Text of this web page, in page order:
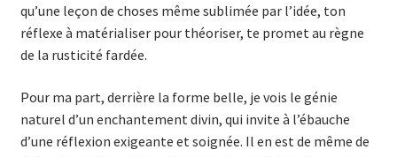
qu’une leçon de choses même sublimée par l’idée, ton
réflexe à matérialiser pour théoriser, te promet au règne
de la rusticité fardée.
Pour ma part, derrière la forme belle, je vois le génie
naturel d’un enchantement divin, qui invite à l’ébauche
d’une réflexion exigeante et soignée. Il en est de même de